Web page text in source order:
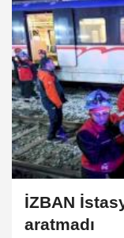
İZBAN
aratmadı